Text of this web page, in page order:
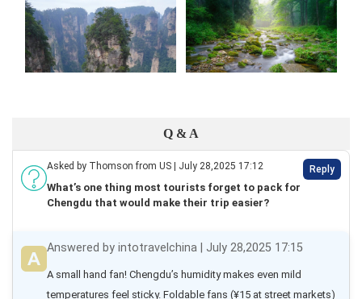
Q & A
Asked by Thomson from US | July 28,2025 17:12 Reply
What’s one thing most tourists forget to pack for
Chengdu that would make their trip easier?
Answered by intotravelchina | July 28,2025 17:15
A small hand fan! Chengdu’s humidity makes even mild
temperatures feel sticky. Foldable fans (¥15 at street markets)